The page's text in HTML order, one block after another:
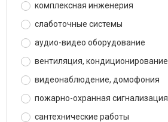
комплексная инженерия
слаботочные системы
аудио-видео оборудование
вентиляция, кондиционирование
видеонаблюдение, домофония
пожарно-охранная сигнализация
сантехнические работы